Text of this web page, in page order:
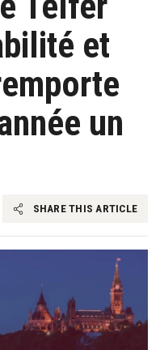
et
un
SHARE THIS ARTICLE